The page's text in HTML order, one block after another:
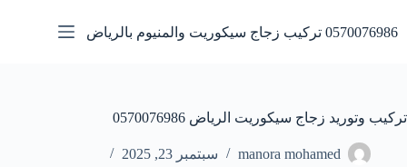
إلى
المحتوى
0570076986 تركيب زجاج سيكوريت والمنيوم بالرياض
تركيب وتوريد زجاج سيكوريت الرياض 0570076986
manora mohamed
سبتمبر 23, 2025